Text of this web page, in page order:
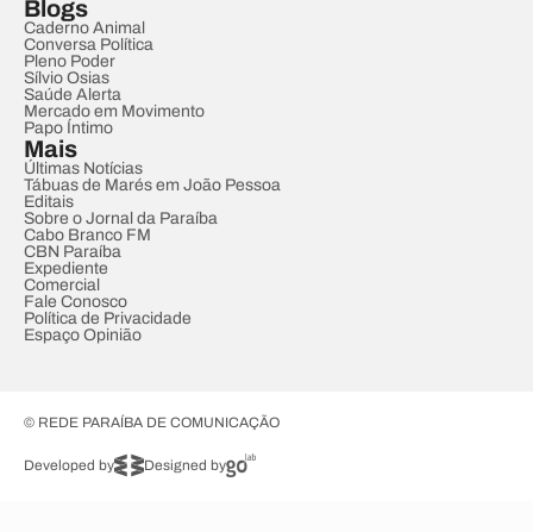
Blogs
Caderno Animal
Conversa Política
Pleno Poder
Sílvio Osias
Saúde Alerta
Mercado em Movimento
Papo Íntimo
Mais
Últimas Notícias
Tábuas de Marés em João Pessoa
Editais
Sobre o Jornal da Paraíba
Cabo Branco FM
CBN Paraíba
Expediente
Comercial
Fale Conosco
Política de Privacidade
Espaço Opinião
© REDE PARAÍBA DE COMUNICAÇÃO
Developed by Designed by